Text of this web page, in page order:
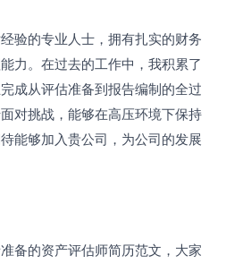
验的专业人士，拥有扎实的财务
力。在过去的工作中，我积累了
成从评估准备到报告编制的全过
对挑战，能够在高压环境下保持
能够加入贵公司，为公司的发展
备的资产评估师简历范文，大家